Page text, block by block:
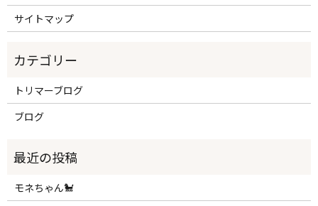
サイトマップ
トリマーブログ
ブログ
モネちゃん🐩